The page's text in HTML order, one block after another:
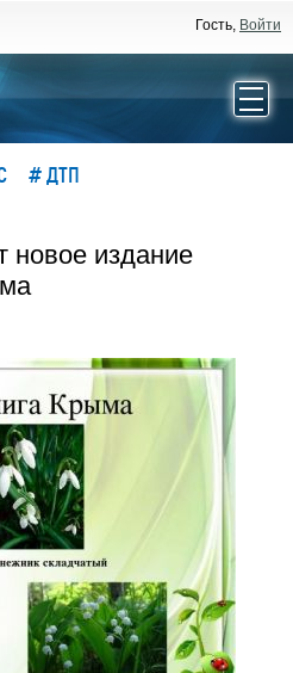
Гость, Войти
# ДТП
новое издание